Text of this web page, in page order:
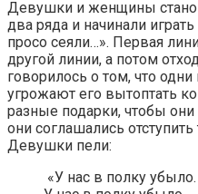
Девушки и женщины
два ряда и начинали
просо сеяли…». Первая
другой линии, а потом
говорилось о том, что одни
угрожают его вытоптать
разные подарки, чтобы они
они соглашались
Девушки пели:
«У нас в полку убыло.